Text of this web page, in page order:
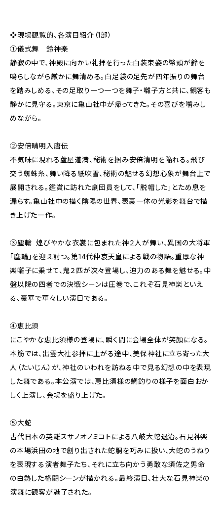
❖現場観覧的、各演目紹介（1部）
①儀式舞 鈴神楽
静寂の中で、神殿に向かい礼拝を行った白装束姿の幣頭が鈴を
鳴らしながら厳かに舞清める。白足袋の足先が四年振りの舞台
を踏みしめる、その足取り一つ一つを舞子・囃子方と共に、観客も
静かに見守る。東京に亀山社中が帰ってきた。その喜びを噛みし
めながら。
②安倍晴明入唐伝
不気味に現れる蘆屋道満、秘術を掴み安倍清明を陥れる。飛び
交う蜘蛛糸、舞い降る紙吹雪、秘術の魅せる幻想心象が舞台上で
展開される。鑑賞に訪れた劇団員をして、「脱帽した」とため息を
漏らす。亀山社中の描く陰陽の世界、表裏一体の光影を舞台で描
き上げた一作。
③塵輪 煌びやかな衣裳に包まれた神２人が舞い、異国の大将軍
「塵輪」を迎え討つ。第14代仲哀天皇による戦の物語。重厚な神
楽囃子に乗せて、鬼２匹が次々登場し、迫力のある舞を魅せる。中
盤以降の四者での決戦シーンは圧巻で、これぞ石見神楽といえ
る、豪華で華々しい演目である。
④恵比須
にこやかな恵比須様の登場に、瞬く間に会場全体が笑顔になる。
本筋では、出雲大社参拝に上がる途中、美保神社に立ち寄った大
人（たいじん）が、神社のいわれを訪ねる中で見る幻想の中を表現
した舞である。本公演では、恵比須様の鯛釣りの様子を面白おか
しく上演し、会場を盛り上げた。
⑤大蛇
古代日本の英雄スサノオノミコトによる八岐大蛇退治。石見神楽
の本場浜田の地で創り出された蛇胴を巧みに扱い、大蛇のうねり
を表現する演者舞子たち、それに立ち向かう勇敢な須佐之男命
の白熱した格闘シーンが描かれる。最終演目、壮大な石見神楽の
演舞に観客が魅了された。